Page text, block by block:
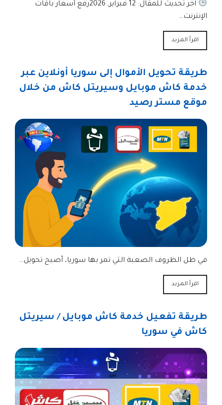
آخر تحديث للمقال: 12 فبراير, 2026رفع أسعار باقات
الإنترنت…
اقرأ المزيد
طريقة تحويل الأموال إلى سوريا أونلاين عبر
خدمة كاش موبايل وسيريتل كاش من خلال
موقع مستر رصيد
في ظل الظروف الصعبة التي تمر بها سوريا، أصبح تحويل…
اقرأ المزيد
طريقة تفعيل خدمة كاش موبايل / سيريتل
كاش في سوريا